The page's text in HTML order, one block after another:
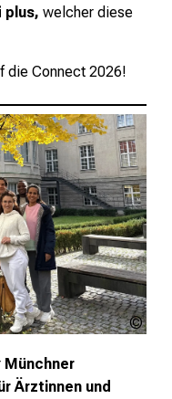
plus, welcher diese
die Connect 2026!
Münchner
Ärztinnen und